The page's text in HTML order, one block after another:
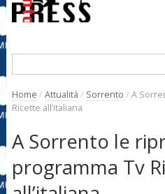
Home / Attualità / Sorrento / A
Ricette all’italiana
A Sorrento le
programma Tv